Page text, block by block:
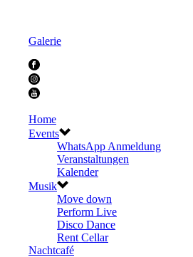
Galerie
Home
Events
WhatsApp Anmeldung
Veranstaltungen
Kalender
Musik
Move down
Perform Live
Disco Dance
Rent Cellar
Nachtcafé